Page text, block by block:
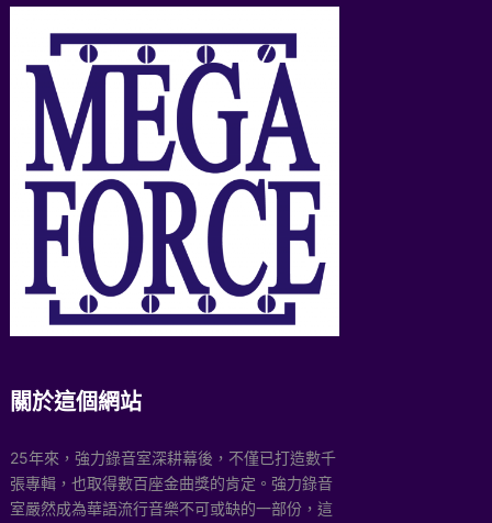
關於這個網站
25年來，強力錄音室深耕幕後，不僅已打造數千
張專輯，也取得數百座金曲獎的肯定。強力錄音
室嚴然成為華語流行音樂不可或缺的一部份，這